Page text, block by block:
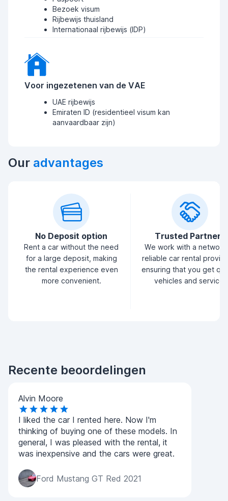
Bezoek visum
Rijbewijs thuisland
Internationaal rijbewijs (IDP)
Voor ingezetenen van de VAE
UAE rijbewijs
Emiraten ID (residentieel visum kan
aanvaardbaar zijn)
Our advantages
No Deposit option
Rent a car without the need
for a large deposit, making
the rental experience even
more convenient.
Trusted Partners
We work with a
reliable car rental
ensuring that you get
vehicles and service.
Recente beoordelingen
Alvin Moore
I liked the car I rented here. Now I'm
thinking of buying one of these models. In
general, I was pleased with the rental, it
was inexpensive and the cars were great.
Ford Mustang GT Red 2021